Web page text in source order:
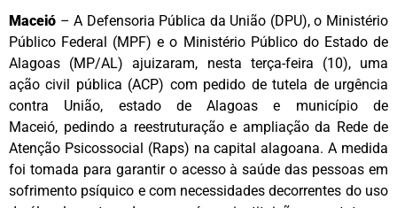
Maceió – A Defensoria Pública da União (DPU), o Ministério
Público Federal (MPF) e o Ministério Público do Estado de
Alagoas (MP/AL) ajuizaram, nesta terça-feira (10), uma
ação civil pública (ACP) com pedido de tutela de urgência
contra União, estado de Alagoas e município de
Maceió, pedindo a reestruturação e ampliação da Rede de
Atenção Psicossocial (Raps) na capital alagoana. A medida
foi tomada para garantir o acesso à saúde das pessoas em
sofrimento psíquico e com necessidades decorrentes do uso